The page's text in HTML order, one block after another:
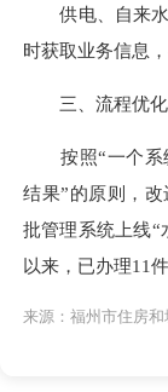
供电、自来
时获取业务信息
三、流程优化
按照“一个
结果”的原则，
批管理系统上线“
以来，已办理11件
来源：福州市住房和